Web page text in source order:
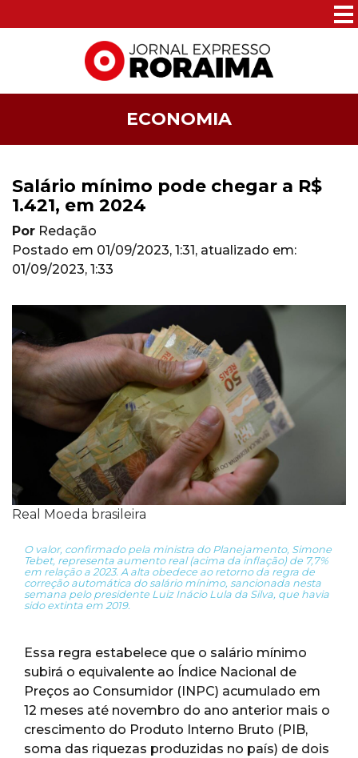
ECONOMIA
Salário mínimo pode chegar a R$
1.421, em 2024
Por Redação
Postado em 01/09/2023, 1:31, atualizado em:
01/09/2023, 1:33
Real Moeda brasileira
O valor, confirmado pela ministra do Planejamento, Simone
Tebet, representa aumento real (acima da inflação) de 7,7%
em relação a 2023. A alta obedece ao retorno da regra de
correção automática do salário mínimo, sancionada nesta
semana pelo presidente Luiz Inácio Lula da Silva, que havia
sido extinta em 2019.
Essa regra estabelece que o salário mínimo
subirá o equivalente ao Índice Nacional de
Preços ao Consumidor (INPC) acumulado em
12 meses até novembro do ano anterior mais o
crescimento do Produto Interno Bruto (PIB,
soma das riquezas produzidas no país) de dois